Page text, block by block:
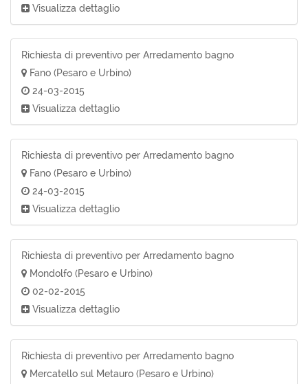
Visualizza dettaglio
Richiesta di preventivo per Arredamento bagno
Fano (Pesaro e Urbino)
24-03-2015
Visualizza dettaglio
Richiesta di preventivo per Arredamento bagno
Fano (Pesaro e Urbino)
24-03-2015
Visualizza dettaglio
Richiesta di preventivo per Arredamento bagno
Mondolfo (Pesaro e Urbino)
02-02-2015
Visualizza dettaglio
Richiesta di preventivo per Arredamento bagno
Mercatello sul Metauro (Pesaro e Urbino)